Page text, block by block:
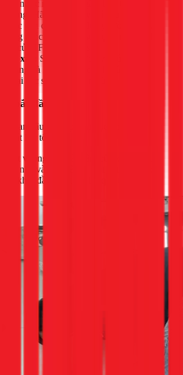
ống nước nào chạy ngầm bên trong vị trí
không. Hãy quan sát vị trí của các ổ cắm,
nước gần đó và hình dung đường đi của
chắc chắn, hãy sử dụng máy dò kim
thợ của 1Fix để khảo sát.
xác:
Sử dụng thước và bút để vẽ
dạng và kích thước của lỗ cần đục lên
lại các số đo một lần nữa.
bắt đầu
ban đầu sẽ giúp mũi đục không bị trơn
soát lực tốt hơn.
đặt vuông góc vào tâm của khu vực đã
gõ nhẹ vài lần để tạo một vết lõm nhỏ.
khởi đầu cho toàn bộ quá trình.